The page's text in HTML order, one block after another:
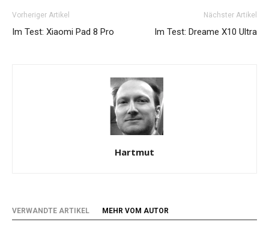
Vorheriger Artikel
Im Test: Xiaomi Pad 8 Pro
Nächster Artikel
Im Test: Dreame X10 Ultra
Hartmut
VERWANDTE ARTIKEL MEHR VOM AUTOR